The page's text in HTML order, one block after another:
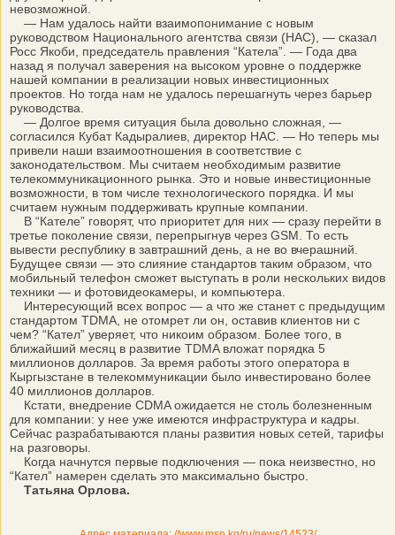
невозможной.
— Нам удалось найти взаимопонимание с новым
руководством Национального агентства связи (НАС), — сказал
Росс Якоби, председатель правления “Катела”. — Года два
назад я получал заверения на высоком уровне о поддержке
нашей компании в реализации новых инвестиционных
проектов. Но тогда нам не удалось перешагнуть через барьер
руководства.
— Долгое время ситуация была довольно сложная, —
согласился Кубат Кадыралиев, директор НАС. — Но теперь мы
привели наши взаимоотношения в соответствие с
законодательством. Мы считаем необходимым развитие
телекоммуникационного рынка. Это и новые инвестиционные
возможности, в том числе технологического порядка. И мы
считаем нужным поддерживать крупные компании.
В “Кателе” говорят, что приоритет для них — сразу перейти в
третье поколение связи, перепрыгнув через GSM. То есть
вывести республику в завтрашний день, а не во вчерашний.
Будущее связи — это слияние стандартов таким образом, что
мобильный телефон сможет выступать в роли нескольких видов
техники — и фотовидеокамеры, и компьютера.
Интересующий всех вопрос — а что же станет с предыдущим
стандартом TDMA, не отомрет ли он, оставив клиентов ни с
чем? “Кател” уверяет, что никоим образом. Более того, в
ближайший месяц в развитие TDMA вложат порядка 5
миллионов долларов. За время работы этого оператора в
Кыргызстане в телекоммуникации было инвестировано более
40 миллионов долларов.
Кстати, внедрение CDMA ожидается не столь болезненным
для компании: у нее уже имеются инфраструктура и кадры.
Сейчас разрабатываются планы развития новых сетей, тарифы
на разговоры.
Когда начнутся первые подключения — пока неизвестно, но
“Кател” намерен сделать это максимально быстро.
Татьяна Орлова.